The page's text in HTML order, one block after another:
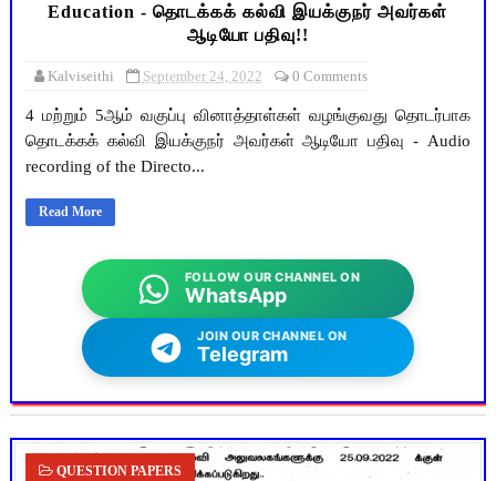
Education - தொடக்கக் கல்வி இயக்குநர் அவர்கள்
ஆடியோ பதிவு!!
Kalviseithi September 24, 2022 0 Comments
4 மற்றும் 5ஆம் வகுப்பு வினாத்தாள்கள் வழங்குவது தொடர்பாக
தொடக்கக் கல்வி இயக்குநர் அவர்கள் ஆடியோ பதிவு - Audio
recording of the Directo...
Read More
FOLLOW OUR CHANNEL ON
WhatsApp
JOIN OUR CHANNEL ON
Telegram
QUESTION PAPERS